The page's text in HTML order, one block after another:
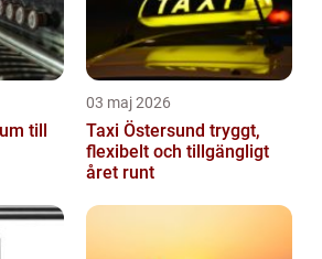
03 maj 2026
Taxi Östersund tryggt,
flexibelt och tillgängligt
året runt